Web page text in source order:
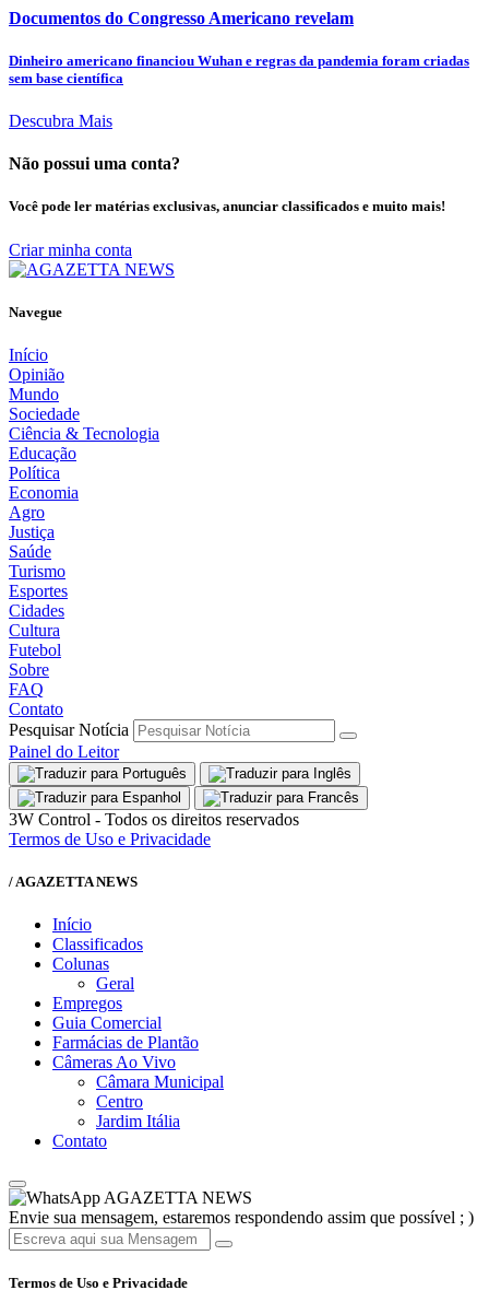
Documentos do Congresso Americano revelam
Dinheiro americano financiou Wuhan e regras da pandemia foram criadas
sem base científica
Descubra Mais
Não possui uma conta?
Você pode ler matérias exclusivas, anunciar classificados e muito mais!
Criar minha conta
Navegue
Início
Opinião
Mundo
Sociedade
Ciência & Tecnologia
Educação
Política
Economia
Agro
Justiça
Saúde
Turismo
Esportes
Cidades
Cultura
Futebol
Sobre
FAQ
Contato
Pesquisar Notícia
Painel do Leitor
3W Control - Todos os direitos reservados
Termos de Uso e Privacidade
/ AGAZETTA NEWS
Início
Classificados
Colunas
Geral
Empregos
Guia Comercial
Farmácias de Plantão
Câmeras Ao Vivo
Câmara Municipal
Centro
Jardim Itália
Contato
AGAZETTA NEWS
Envie sua mensagem, estaremos respondendo assim que possível ; )
Termos de Uso e Privacidade